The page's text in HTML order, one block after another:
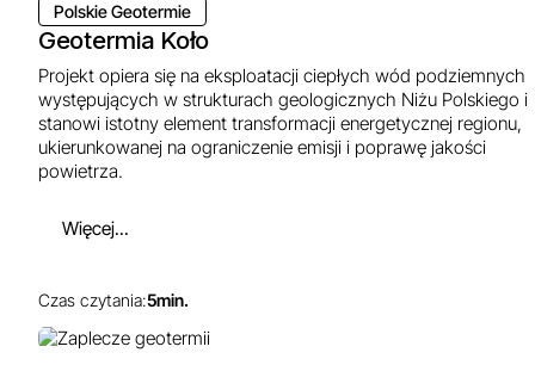
Polskie Geotermie
Geotermia Koło
Projekt opiera się na eksploatacji ciepłych wód podziemnych
występujących w strukturach geologicznych Niżu Polskiego i
stanowi istotny element transformacji energetycznej regionu,
ukierunkowanej na ograniczenie emisji i poprawę jakości
powietrza.
Więcej...
Czas czytania:5min.